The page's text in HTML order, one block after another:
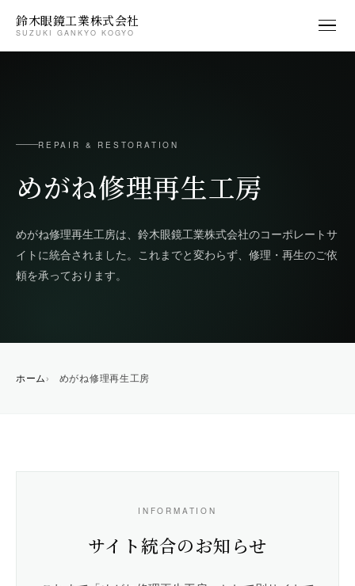
鈴木眼鏡工業株式会社
SUZUKI GANKYO KOGYO
REPAIR & RESTORATION
めがね修理再生工房
めがね修理再生工房は、鈴木眼鏡工業株式会社のコーポレートサ
イトに統合されました。これまでと変わらず、修理・再生のご依
頼を承っております。
ホーム めがね修理再生工房
INFORMATION
サイト統合のお知らせ